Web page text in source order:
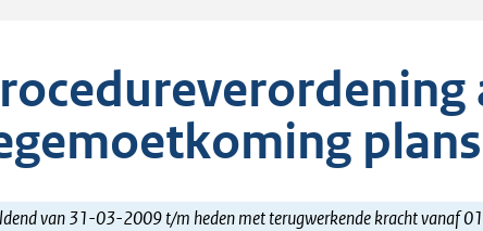
van 31-03-2009 t/m heden met terugwerkende kracht vanaf